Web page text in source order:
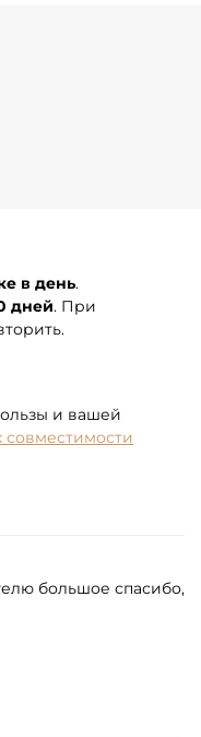
в день.
дней. При
и вашей
совместимости
большое спасибо,